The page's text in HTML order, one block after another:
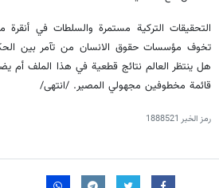
التحقيقات التركية مستمرة والسلطات في
تخوف مؤسسات حقوق الانسان من تآمر بين
هل ينتظر العالم نتائج قطعية في هذا الملف
قائمة مخطوفين مجهولي المصير. /انتهى/
رمز الخبر 1888521